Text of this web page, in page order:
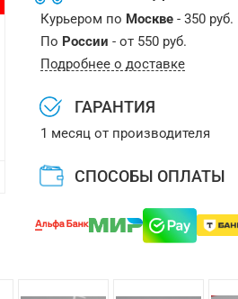
Курьером по Москве - 350 руб.
По России - от 550 руб.
Подробнее о доставке
ГАРАНТИЯ
1 месяц от производителя
СПОСОБЫ ОПЛАТЫ